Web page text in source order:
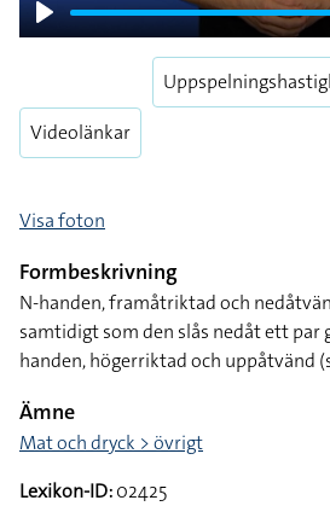
Play
Videolänkar
Visa foton
Formbeskrivning
N-handen, framåtriktad och
samtidigt som den slås nedåt ett par
handen, högerriktad och uppåtvänd
Ämne
Mat och dryck > övrigt
Lexikon-ID:02425